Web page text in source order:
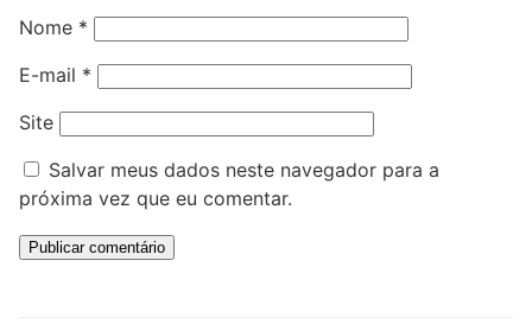
Nome *
E-mail *
Site
Salvar meus dados neste navegador para a
próxima vez que eu comentar.